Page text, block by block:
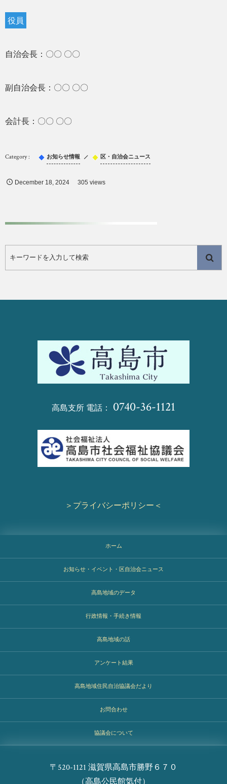
役員
自治会長：〇〇 〇〇
副自治会長：〇〇 〇〇
会計長：〇〇 〇〇
お知らせ情報 区・自治会ニュース
December 18,2024 305 views
高島支所 電話： 0740-36-1121
＞プライバシーポリシー＜
ホーム
お知らせ・イベント・区自治会ニュース
高島地域のデータ
行政情報・手続き情報
高島地域の話
アンケート結果
高島地域住民自治協議会だより
お問合わせ
協議会について
〒520-1121 滋賀県高島市勝野６７０